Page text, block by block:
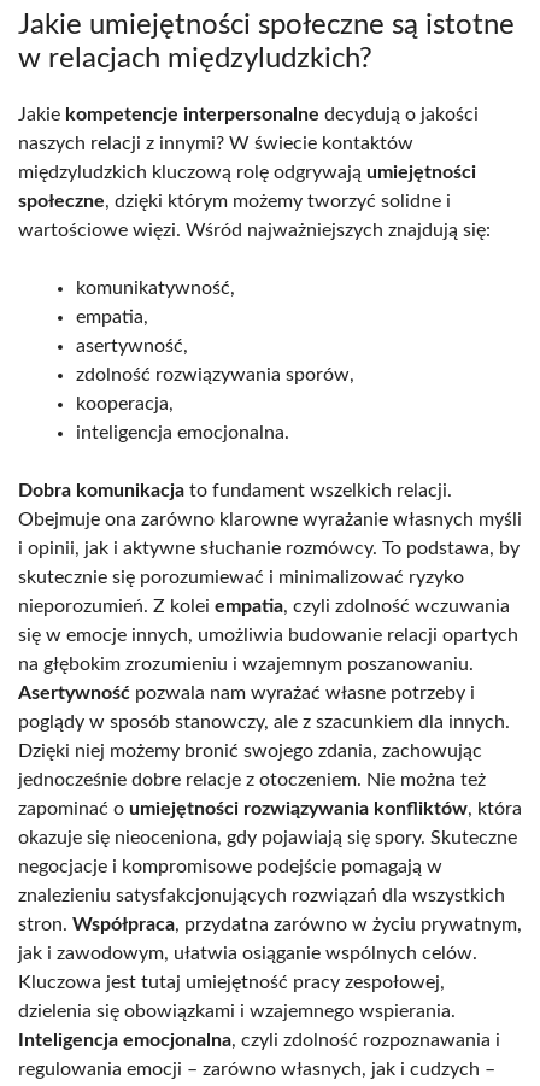
Jakie umiejętności społeczne są istotne
w relacjach międzyludzkich?
Jakie kompetencje interpersonalne decydują o jakości
naszych relacji z innymi? W świecie kontaktów
międzyludzkich kluczową rolę odgrywają umiejętności
społeczne, dzięki którym możemy tworzyć solidne i
wartościowe więzi. Wśród najważniejszych znajdują się:
komunikatywność,
empatia,
asertywność,
zdolność rozwiązywania sporów,
kooperacja,
inteligencja emocjonalna.
Dobra komunikacja to fundament wszelkich relacji.
Obejmuje ona zarówno klarowne wyrażanie własnych myśli
i opinii, jak i aktywne słuchanie rozmówcy. To podstawa, by
skutecznie się porozumiewać i minimalizować ryzyko
nieporozumień. Z kolei empatia, czyli zdolność wczuwania
się w emocje innych, umożliwia budowanie relacji opartych
na głębokim zrozumieniu i wzajemnym poszanowaniu.
Asertywność pozwala nam wyrażać własne potrzeby i
poglądy w sposób stanowczy, ale z szacunkiem dla innych.
Dzięki niej możemy bronić swojego zdania, zachowując
jednocześnie dobre relacje z otoczeniem. Nie można też
zapominać o umiejętności rozwiązywania konfliktów, która
okazuje się nieoceniona, gdy pojawiają się spory. Skuteczne
negocjacje i kompromisowe podejście pomagają w
znalezieniu satysfakcjonujących rozwiązań dla wszystkich
stron. Współpraca, przydatna zarówno w życiu prywatnym,
jak i zawodowym, ułatwia osiąganie wspólnych celów.
Kluczowa jest tutaj umiejętność pracy zespołowej,
dzielenia się obowiązkami i wzajemnego wspierania.
Inteligencja emocjonalna, czyli zdolność rozpoznawania i
regulowania emocji – zarówno własnych, jak i cudzych –